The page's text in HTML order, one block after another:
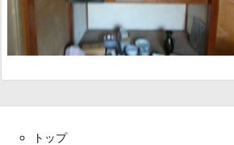
トップ